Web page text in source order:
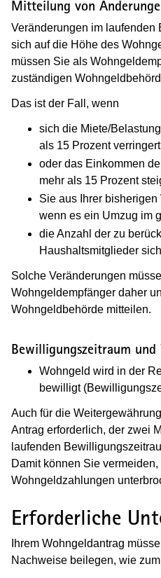
Mitteilung von
Veränderungen im
sich auf die Höhe des
müssen Sie als
zuständigen
Das ist der Fall, wenn
sich die Miete/
als 15 Prozent
oder das Einkommen
mehr als 15 Prozent
Sie aus Ihrer
wenn es ein Umzug im
die Anzahl der zu
Haushaltsmitglieder
Solche Veränderungen
Wohngeldempfänger daher
Wohngeldbehörde mitteilen.
Bewilligungszeitraum
Wohngeld wird in der
bewilligt
Auch für die
Antrag erforderlich, der zwei
laufenden
Damit können Sie
Wohngeldzahlungen
Erforderliche
Ihrem Wohngeldantrag
Nachweise beilegen, wie